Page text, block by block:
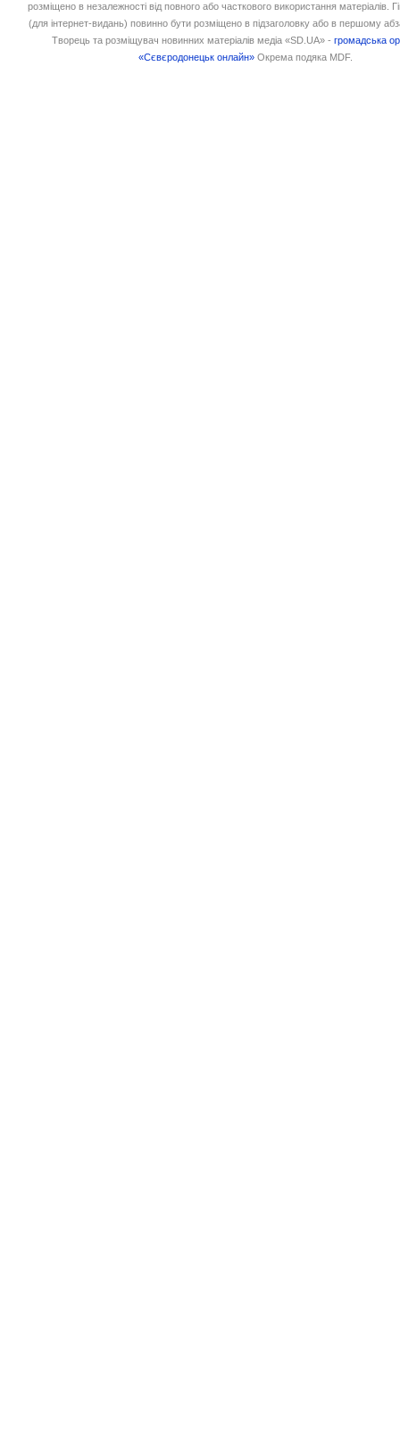
розміщено в незалежності від повного або часткового використання матеріалів.
(для інтернет-видань) повинно бути розміщено в підзаголовку або в першому
Творець та розміщувач новинних матеріалів медіа «SD.UA» -громадська
«Сєвєродонецьк онлайн» Окрема подяка MDF.